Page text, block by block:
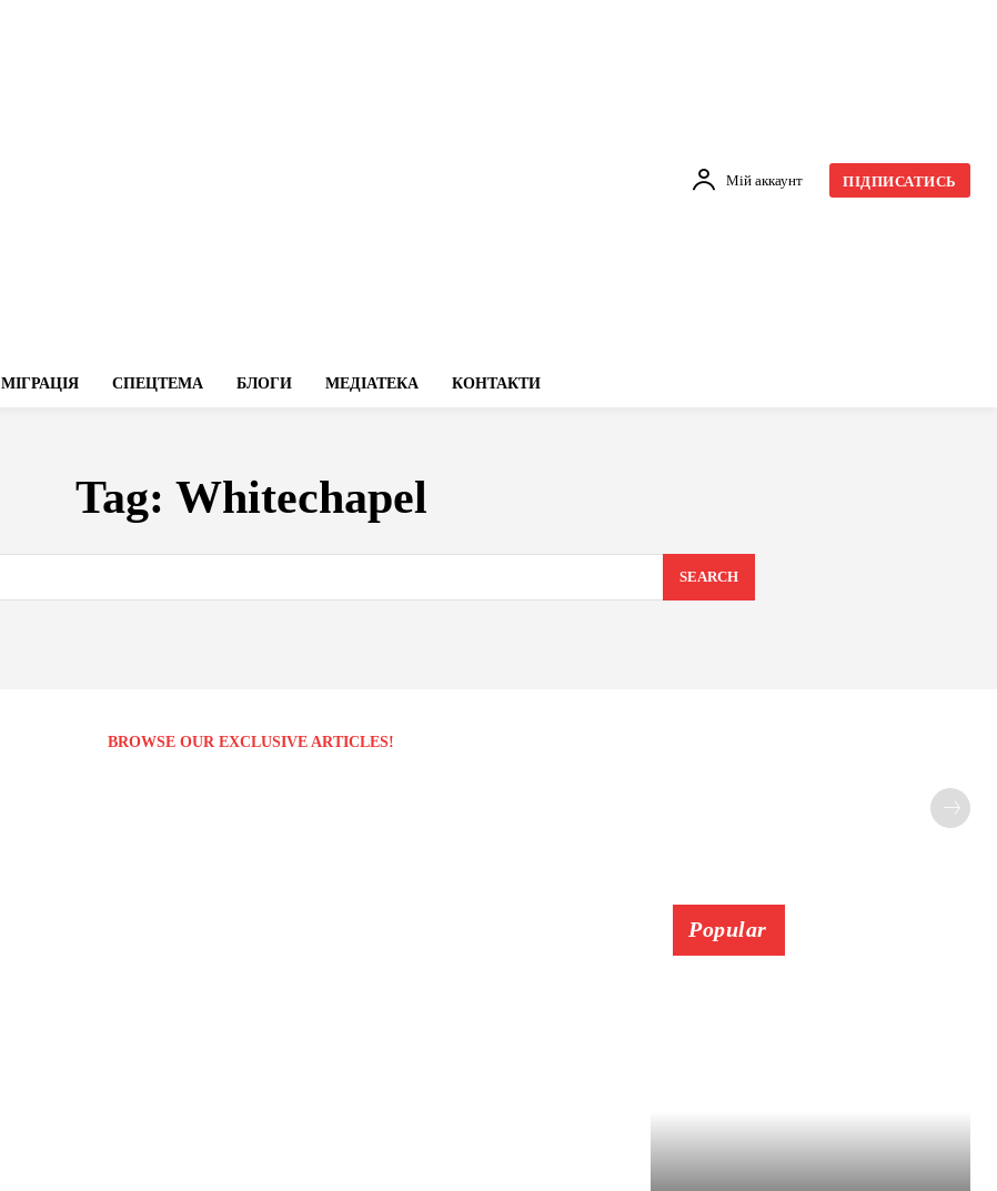
Мій аккаунт ПІДПИСАТИСЬ
МІГРАЦІЯ СПЕЦТЕМА БЛОГИ МЕДІАТЕКА КОНТАКТИ
Tag: Whitechapel
SEARCH
BROWSE OUR EXCLUSIVE ARTICLES!
Popular